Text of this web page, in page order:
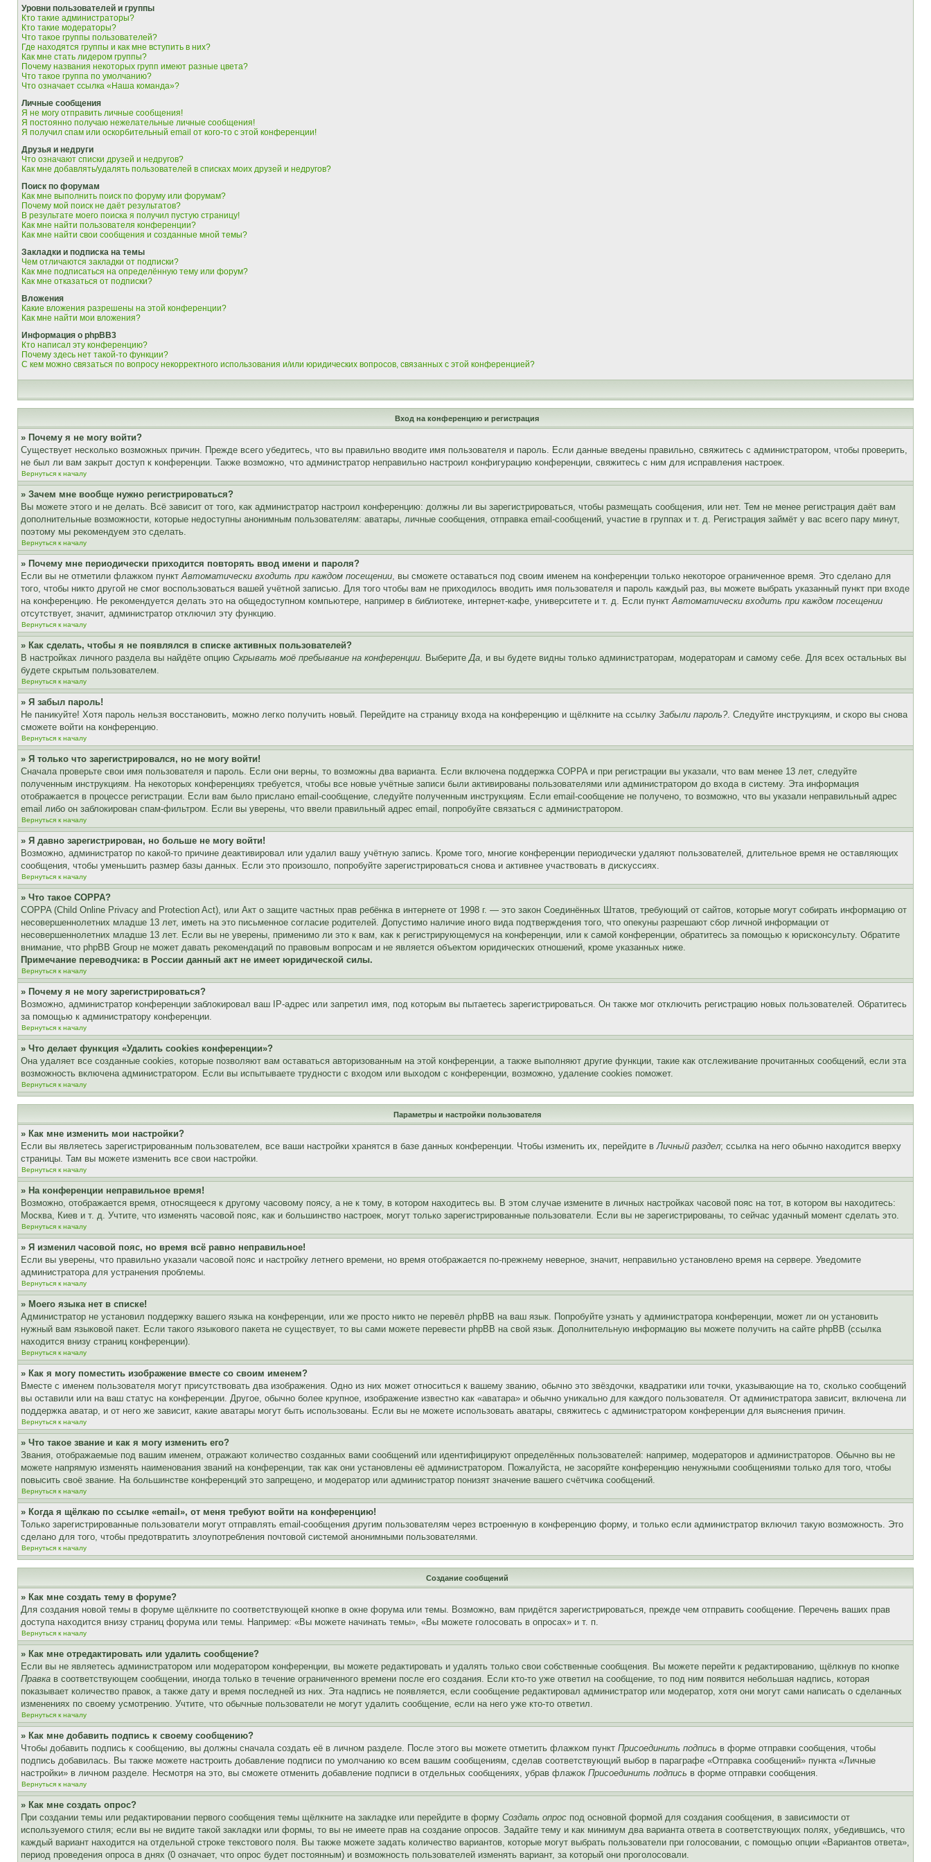
Уровни пользователей и группы
Кто такие администраторы?
Кто такие модераторы?
Что такое группы пользователей?
Где находятся группы и как мне вступить в них?
Как мне стать лидером группы?
Почему названия некоторых групп имеют разные цвета?
Что такое группа по умолчанию?
Что означает ссылка «Наша команда»?
Личные сообщения
Я не могу отправить личные сообщения!
Я постоянно получаю нежелательные личные сообщения!
Я получил спам или оскорбительный email от кого-то с этой конференции!
Друзья и недруги
Что означают списки друзей и недругов?
Как мне добавлять/удалять пользователей в списках моих друзей и недругов?
Поиск по форумам
Как мне выполнить поиск по форуму или форумам?
Почему мой поиск не даёт результатов?
В результате моего поиска я получил пустую страницу!
Как мне найти пользователя конференции?
Как мне найти свои сообщения и созданные мной темы?
Закладки и подписка на темы
Чем отличаются закладки от подписки?
Как мне подписаться на определённую тему или форум?
Как мне отказаться от подписки?
Вложения
Какие вложения разрешены на этой конференции?
Как мне найти мои вложения?
Информация о phpBB3
Кто написал эту конференцию?
Почему здесь нет такой-то функции?
С кем можно связаться по вопросу некорректного использования и/или юридических вопросов, связанных с этой конференцией?
Вход на конференцию и регистрация
» Почему я не могу войти?
Существует несколько возможных причин. Прежде всего убедитесь, что вы правильно вводите имя пользователя и пароль. Если данные введены правильно, свяжитесь с администратором, чтобы проверить,
не был ли вам закрыт доступ к конференции. Также возможно, что администратор неправильно настроил конфигурацию конференции, свяжитесь с ним для исправления настроек.
Вернуться к началу
» Зачем мне вообще нужно регистрироваться?
Вы можете этого и не делать. Всё зависит от того, как администратор настроил конференцию: должны ли вы зарегистрироваться, чтобы размещать сообщения, или нет. Тем не менее регистрация даёт вам
дополнительные возможности, которые недоступны анонимным пользователям: аватары, личные сообщения, отправка email-сообщений, участие в группах и т. д. Регистрация займёт у вас всего пару минут,
поэтому мы рекомендуем это сделать.
Вернуться к началу
» Почему мне периодически приходится повторять ввод имени и пароля?
Если вы не отметили флажком пунктАвтоматически входить при каждом посещении, вы сможете оставаться под своим именем на конференции только некоторое ограниченное время. Это сделано для
того, чтобы никто другой не смог воспользоваться вашей учётной записью. Для того чтобы вам не приходилось вводить имя пользователя и пароль каждый раз, вы можете выбрать указанный пункт при входе
на конференцию. Не рекомендуется делать это на общедоступном компьютере, например в библиотеке, интернет-кафе, университете и т. д. Если пунктАвтоматически входить при каждом посещении
отсутствует, значит, администратор отключил эту функцию.
Вернуться к началу
» Как сделать, чтобы я не появлялся в списке активных пользователей?
В настройках личного раздела вы найдёте опцию Скрывать моё пребывание на конференции. ВыберитеДа, и вы будете видны только администраторам, модераторам и самому себе. Для всех остальных вы
будете скрытым пользователем.
Вернуться к началу
» Я забыл пароль!
Не паникуйте! Хотя пароль нельзя восстановить, можно легко получить новый. Перейдите на страницу входа на конференцию и щёлкните на ссылку Забыли пароль?. Следуйте инструкциям, и скоро вы снова
сможете войти на конференцию.
Вернуться к началу
» Я только что зарегистрировался, но не могу войти!
Сначала проверьте свои имя пользователя и пароль. Если они верны, то возможны два варианта. Если включена поддержка COPPA и при регистрации вы указали, что вам менее 13 лет, следуйте
полученным инструкциям. На некоторых конференциях требуется, чтобы все новые учётные записи были активированы пользователями или администратором до входа в систему. Эта информация
отображается в процессе регистрации. Если вам было прислано email-сообщение, следуйте полученным инструкциям. Если email-сообщение не получено, то возможно, что вы указали неправильный адрес
email либо он заблокирован спам-фильтром. Если вы уверены, что ввели правильный адрес email, попробуйте связаться с администратором.
Вернуться к началу
» Я давно зарегистрирован, но больше не могу войти!
Возможно, администратор по какой-то причине деактивировал или удалил вашу учётную запись. Кроме того, многие конференции периодически удаляют пользователей, длительное время не оставляющих
сообщения, чтобы уменьшить размер базы данных. Если это произошло, попробуйте зарегистрироваться снова и активнее участвовать в дискуссиях.
Вернуться к началу
» Что такое COPPA?
COPPA (Child Online Privacy and Protection Act), или Акт о защите частных прав ребёнка в интернете от 1998 г. — это закон Соединённых Штатов, требующий от сайтов, которые могут собирать информацию от
несовершеннолетних младше 13 лет, иметь на это письменное согласие родителей. Допустимо наличие иного вида подтверждения того, что опекуны разрешают сбор личной информации от
несовершеннолетних младше 13 лет. Если вы не уверены, применимо ли это к вам, как к регистрирующемуся на конференции, или к самой конференции, обратитесь за помощью к юрисконсульту. Обратите
внимание, что phpBB Group не может давать рекомендаций по правовым вопросам и не является объектом юридических отношений, кроме указанных ниже.
Примечание переводчика: в России данный акт не имеет юридической силы.
Вернуться к началу
» Почему я не могу зарегистрироваться?
Возможно, администратор конференции заблокировал ваш IP-адрес или запретил имя, под которым вы пытаетесь зарегистрироваться. Он также мог отключить регистрацию новых пользователей. Обратитесь
за помощью к администратору конференции.
Вернуться к началу
» Что делает функция «Удалить cookies конференции»?
Она удаляет все созданные cookies, которые позволяют вам оставаться авторизованным на этой конференции, а также выполняют другие функции, такие как отслеживание прочитанных сообщений, если эта
возможность включена администратором. Если вы испытываете трудности с входом или выходом с конференции, возможно, удаление cookies поможет.
Вернуться к началу
Параметры и настройки пользователя
» Как мне изменить мои настройки?
Если вы являетесь зарегистрированным пользователем, все ваши настройки хранятся в базе данных конференции. Чтобы изменить их, перейдите вЛичный раздел; ссылка на него обычно находится вверху
страницы. Там вы можете изменить все свои настройки.
Вернуться к началу
» На конференции неправильное время!
Возможно, отображается время, относящееся к другому часовому поясу, а не к тому, в котором находитесь вы. В этом случае измените в личных настройках часовой пояс на тот, в котором вы находитесь:
Москва, Киев и т. д. Учтите, что изменять часовой пояс, как и большинство настроек, могут только зарегистрированные пользователи. Если вы не зарегистрированы, то сейчас удачный момент сделать это.
Вернуться к началу
» Я изменил часовой пояс, но время всё равно неправильное!
Если вы уверены, что правильно указали часовой пояс и настройку летнего времени, но время отображается по-прежнему неверное, значит, неправильно установлено время на сервере. Уведомите
администратора для устранения проблемы.
Вернуться к началу
» Моего языка нет в списке!
Администратор не установил поддержку вашего языка на конференции, или же просто никто не перевёл phpBB на ваш язык. Попробуйте узнать у администратора конференции, может ли он установить
нужный вам языковой пакет. Если такого языкового пакета не существует, то вы сами можете перевести phpBB на свой язык. Дополнительную информацию вы можете получить на сайте phpBB (ссылка
находится внизу страниц конференции).
Вернуться к началу
» Как я могу поместить изображение вместе со своим именем?
Вместе с именем пользователя могут присутствовать два изображения. Одно из них может относиться к вашему званию, обычно это звёздочки, квадратики или точки, указывающие на то, сколько сообщений
вы оставили или на ваш статус на конференции. Другое, обычно более крупное, изображение известно как «аватара» и обычно уникально для каждого пользователя. От администратора зависит, включена ли
поддержка аватар, и от него же зависит, какие аватары могут быть использованы. Если вы не можете использовать аватары, свяжитесь с администратором конференции для выяснения причин.
Вернуться к началу
» Что такое звание и как я могу изменить его?
Звания, отображаемые под вашим именем, отражают количество созданных вами сообщений или идентифицируют определённых пользователей: например, модераторов и администраторов. Обычно вы не
можете напрямую изменять наименования званий на конференции, так как они установлены её администратором. Пожалуйста, не засоряйте конференцию ненужными сообщениями только для того, чтобы
повысить своё звание. На большинстве конференций это запрещено, и модератор или администратор понизят значение вашего счётчика сообщений.
Вернуться к началу
» Когда я щёлкаю по ссылке «email», от меня требуют войти на конференцию!
Только зарегистрированные пользователи могут отправлять email-сообщения другим пользователям через встроенную в конференцию форму, и только если администратор включил такую возможность. Это
сделано для того, чтобы предотвратить злоупотребления почтовой системой анонимными пользователями.
Вернуться к началу
Создание сообщений
» Как мне создать тему в форуме?
Для создания новой темы в форуме щёлкните по соответствующей кнопке в окне форума или темы. Возможно, вам придётся зарегистрироваться, прежде чем отправить сообщение. Перечень ваших прав
доступа находится внизу страниц форума или темы. Например: «Вы можете начинать темы», «Вы можете голосовать в опросах» и т. п.
Вернуться к началу
» Как мне отредактировать или удалить сообщение?
Если вы не являетесь администратором или модератором конференции, вы можете редактировать и удалять только свои собственные сообщения. Вы можете перейти к редактированию, щёлкнув по кнопке
Правка в соответствующем сообщении, иногда только в течение ограниченного времени после его создания. Если кто-то уже ответил на сообщение, то под ним появится небольшая надпись, которая
показывает количество правок, а также дату и время последней из них. Эта надпись не появляется, если сообщение редактировал администратор или модератор, хотя они могут сами написать о сделанных
изменениях по своему усмотрению. Учтите, что обычные пользователи не могут удалить сообщение, если на него уже кто-то ответил.
Вернуться к началу
» Как мне добавить подпись к своему сообщению?
Чтобы добавить подпись к сообщению, вы должны сначала создать её в личном разделе. После этого вы можете отметить флажком пункт Присоединить подпись в форме отправки сообщения, чтобы
подпись добавилась. Вы также можете настроить добавление подписи по умолчанию ко всем вашим сообщениям, сделав соответствующий выбор в параграфе «Отправка сообщений» пункта «Личные
настройки» в личном разделе. Несмотря на это, вы сможете отменить добавление подписи в отдельных сообщениях, убрав флажок Присоединить подпись в форме отправки сообщения.
Вернуться к началу
» Как мне создать опрос?
При создании темы или редактировании первого сообщения темы щёлкните на закладке или перейдите в форму Создать опрос под основной формой для создания сообщения, в зависимости от
используемого стиля; если вы не видите такой закладки или формы, то вы не имеете прав на создание опросов. Задайте тему и как минимум два варианта ответа в соответствующих полях, убедившись, что
каждый вариант находится на отдельной строке текстового поля. Вы также можете задать количество вариантов, которые могут выбрать пользователи при голосовании, с помощью опции «Вариантов ответа»,
период проведения опроса в днях (0 означает, что опрос будет постоянным) и возможность пользователей изменять вариант, за который они проголосовали.